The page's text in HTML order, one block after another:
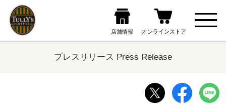
プレスリリース Press Release